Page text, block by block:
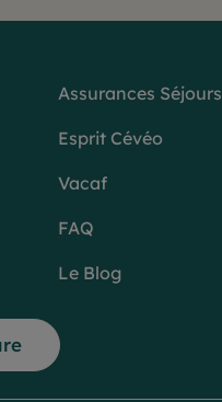
Assurances Séjours
Esprit Cévéo
Vacaf
FAQ
Le Blog